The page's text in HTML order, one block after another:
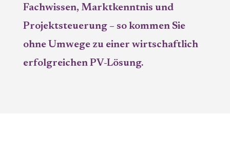
Fachwissen, Marktkenntnis und
Projektsteuerung – so kommen Sie
ohne Umwege zu einer wirtschaftlich
erfolgreichen PV-Lösung.